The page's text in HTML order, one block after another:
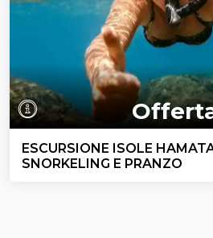
ESCURSIONE ISOLE
SNORKELING E PRANZO